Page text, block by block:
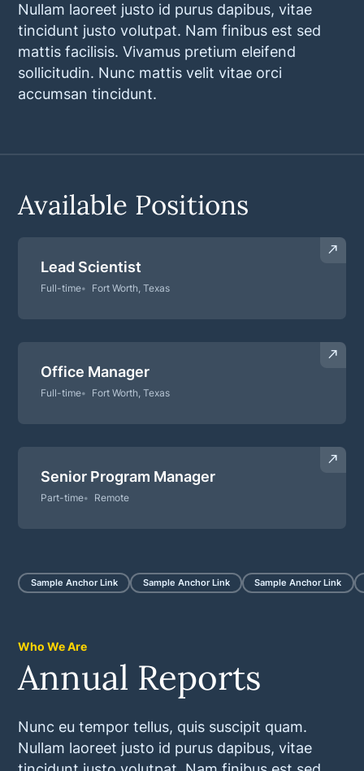
Nullam laoreet justo id purus dapibus, vitae
tincidunt justo volutpat. Nam finibus est sed
mattis facilisis. Vivamus pretium eleifend
sollicitudin. Nunc mattis velit vitae orci
accumsan tincidunt.
Available Positions
Lead Scientist
Full-time Fort Worth, Texas
Office Manager
Full-time Fort Worth, Texas
Senior Program Manager
Part-time Remote
Sample Anchor Link Sample Anchor Link Sample Anchor Link
Who We Are
Annual Reports
Nunc eu tempor tellus, quis suscipit quam.
Nullam laoreet justo id purus dapibus, vitae